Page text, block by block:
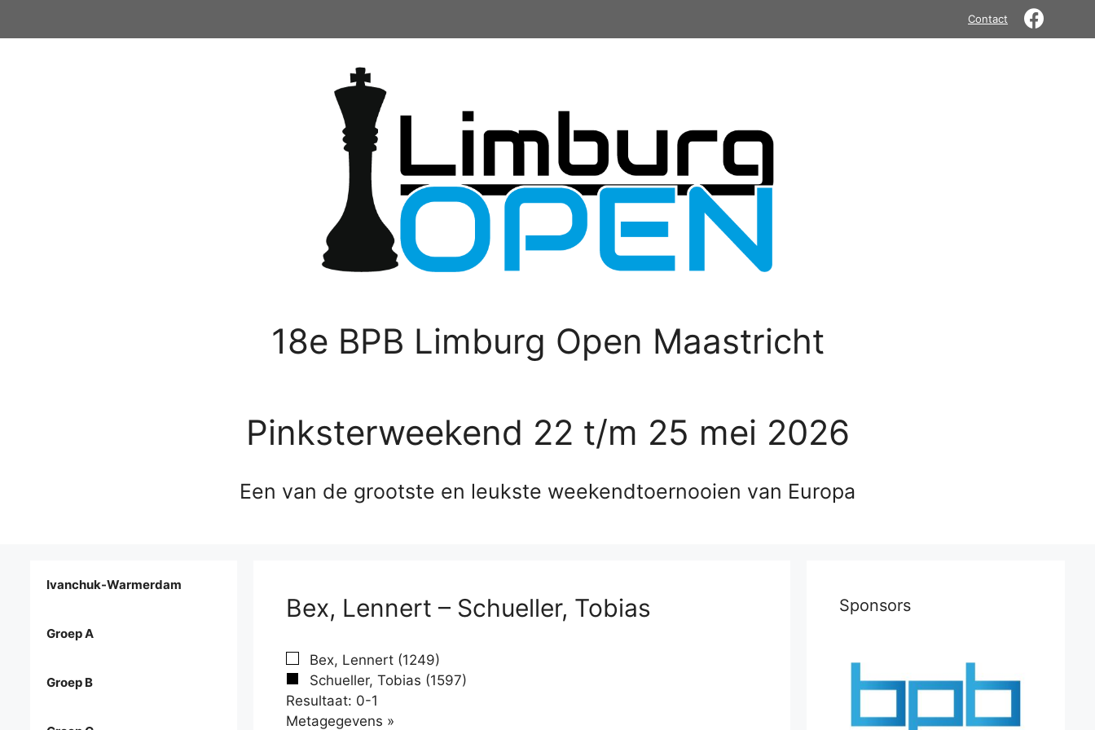
Contact
18e BPB Limburg Open Maastricht
Pinksterweekend 22 t/m 25 mei 2026
Een van de grootste en leukste weekendtoernooien van Europa
Bex, Lennert – Schueller, Tobias
Bex, Lennert (1249)
Schueller, Tobias (1597)
Resultaat: 0-1
Metagegevens »
Ivanchuk-Warmerdam
Groep A
Groep B
Sponsors